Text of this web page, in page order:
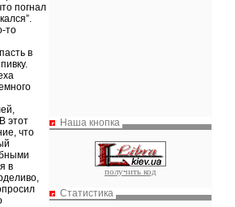
Наша кнопка
получить код
Статистика